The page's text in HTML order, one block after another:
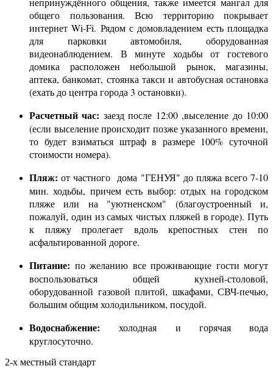
общего пользования. Всю территорию покрывает
интернет Wi-Fi. Рядом с домовладением есть площадка
для парковки автомобиля, оборудованная
видеонаблюдением. В минуте ходьбы от гостевого
домика расположен небольшой рынок, магазины,
аптека, банкомат, стоянка такси и автобусная остановка
(ехать до центра города 3 остановки).
Расчетный час: заезд после 12:00 ,выселение до 10:00
(если выселение происходит позже указанного времени,
то будет взиматься штраф в размере 100% суточной
стоимости номера).
Пляж: от частного дома "ГЕНУЯ" до пляжа всего 7-10
мин. ходьбы, причем есть выбор: отдых на городском
пляже или на "уютненском" (благоустроенный и,
пожалуй, один из самых чистых пляжей в городе). Путь
к пляжу пролегает вдоль крепостных стен по
асфальтированной дороге.
Питание: по желанию все проживающие гости могут
воспользоваться общей кухней-столовой,
оборудованной газовой плитой, шкафами, СВЧ-печью,
большим общим холодильником, посудой.
Водоснабжение:
холодная и горячая вода
круглосуточно.
2-х местный стандарт